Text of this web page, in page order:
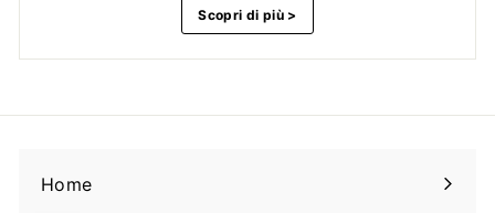
Scopri di più >
Home